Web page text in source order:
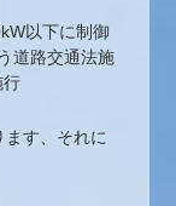
以下に制御
道路交通法施
行
す、それに